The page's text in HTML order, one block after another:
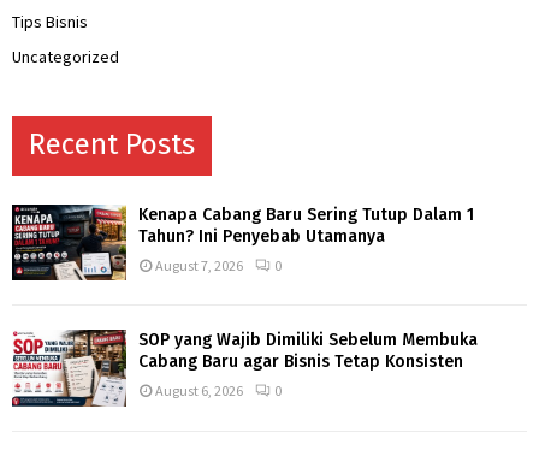
Tips Bisnis
Uncategorized
Recent Posts
Kenapa Cabang Baru Sering Tutup Dalam 1
Tahun? Ini Penyebab Utamanya
August 7, 2026 0
SOP yang Wajib Dimiliki Sebelum Membuka
Cabang Baru agar Bisnis Tetap Konsisten
August 6, 2026 0